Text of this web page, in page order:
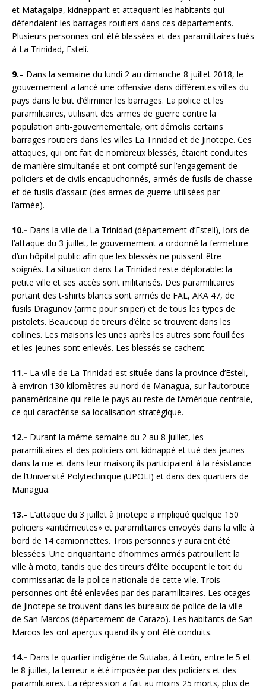
et Matagalpa, kidnappant et attaquant les habitants qui
défendaient les barrages routiers dans ces départements.
Plusieurs personnes ont été blessées et des paramilitaires tués
à La Trinidad, Estelí.
9.– Dans la semaine du lundi 2 au dimanche 8 juillet 2018, le
gouvernement a lancé une offensive dans différentes villes du
pays dans le but d’éliminer les barrages. La police et les
paramilitaires, utilisant des armes de guerre contre la
population anti-gouvernementale, ont démolis certains
barrages routiers dans les villes La Trinidad et de Jinotepe. Ces
attaques, qui ont fait de nombreux blessés, étaient conduites
de manière simultanée et ont compté sur l’engagement de
policiers et de civils encapuchonnés, armés de fusils de chasse
et de fusils d’assaut (des armes de guerre utilisées par
l’armée).
10.- Dans la ville de La Trinidad (département d’Esteli), lors de
l’attaque du 3 juillet, le gouvernement a ordonné la fermeture
d’un hôpital public afin que les blessés ne puissent être
soignés. La situation dans La Trinidad reste déplorable: la
petite ville et ses accès sont militarisés. Des paramilitaires
portant des t-shirts blancs sont armés de FAL, AKA 47, de
fusils Dragunov (arme pour sniper) et de tous les types de
pistolets. Beaucoup de tireurs d’élite se trouvent dans les
collines. Les maisons les unes après les autres sont fouillées
et les jeunes sont enlevés. Les blessés se cachent.
11.- La ville de La Trinidad est située dans la province d’Esteli,
à environ 130 kilomètres au nord de Managua, sur l’autoroute
panaméricaine qui relie le pays au reste de l’Amérique centrale,
ce qui caractérise sa localisation stratégique.
12.- Durant la même semaine du 2 au 8 juillet, les
paramilitaires et des policiers ont kidnappé et tué des jeunes
dans la rue et dans leur maison; ils participaient à la résistance
de l’Université Polytechnique (UPOLI) et dans des quartiers de
Managua.
13.- L’attaque du 3 juillet à Jinotepe a impliqué quelque 150
policiers «antiémeutes» et paramilitaires envoyés dans la ville à
bord de 14 camionnettes. Trois personnes y auraient été
blessées. Une cinquantaine d’hommes armés patrouillent la
ville à moto, tandis que des tireurs d’élite occupent le toit du
commissariat de la police nationale de cette vile. Trois
personnes ont été enlevées par des paramilitaires. Les otages
de Jinotepe se trouvent dans les bureaux de police de la ville
de San Marcos (département de Carazo). Les habitants de San
Marcos les ont aperçus quand ils y ont été conduits.
14.- Dans le quartier indigène de Sutiaba, à León, entre le 5 et
le 8 juillet, la terreur a été imposée par des policiers et des
paramilitaires. La répression a fait au moins 25 morts, plus de